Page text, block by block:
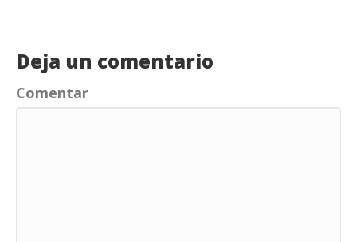
Deja un comentario
Comentar